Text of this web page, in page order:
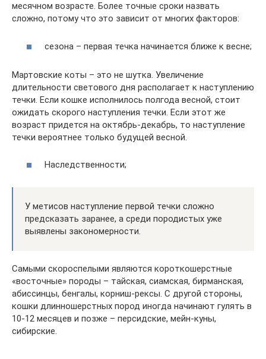
месячном возрасте. Более точные сроки назвать
сложно, потому что это зависит от многих факторов:
сезона – первая течка начинается ближе к весне;
Мартовские коты – это не шутка. Увеличение
длительности светового дня располагает к наступлению
течки. Если кошке исполнилось полгода весной, стоит
ожидать скорого наступления течки. Если этот же
возраст придется на октябрь-декабрь, то наступление
течки вероятнее только будущей весной.
Наследственности;
У метисов наступление первой течки сложно
предсказать заранее, а среди породистых уже
выявлены закономерности.
Самыми скороспелыми являются короткошерстные
«восточные» породы – тайская, сиамская, бирманская,
абиссинцы, бенгалы, корниш-рексы. С другой стороны,
кошки длинношерстных пород иногда начинают гулять в
10-12 месяцев и позже – персидские, мейн-куны,
сибирские.